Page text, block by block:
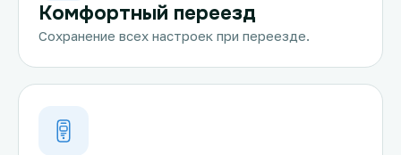
Комфортный переезд
Сохранение всех настроек при переезде.